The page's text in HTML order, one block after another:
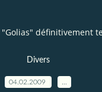
définitivement
Divers
04.02.2009